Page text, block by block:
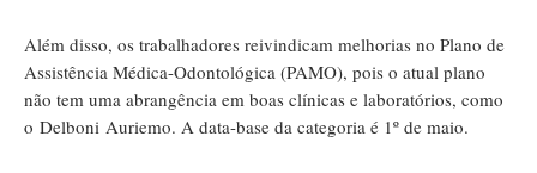
Além disso, os trabalhadores reivindicam melhorias no Plano de
Assistência Médica-Odontológica (PAMO), pois o atual plano
não tem uma abrangência em boas clínicas e laboratórios, como
o Delboni Auriemo. A data-base da categoria é 1º de maio.